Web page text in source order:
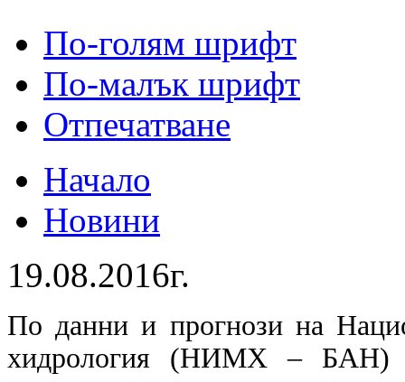
По-голям шрифт
По-малък шрифт
Отпечатване
Начало
Новини
19.08.2016г.
По данни и прогнози на
хидрология (НИМХ – БАН)